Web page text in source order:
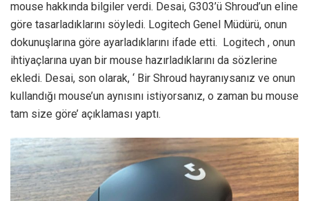
mouse hakkında bilgiler verdi. Desai, G303’ü Shroud’un eline
göre tasarladıklarını söyledi. Logitech Genel Müdürü, onun
dokunuşlarına göre ayarladıklarını ifade etti. Logitech , onun
ihtiyaçlarına uyan bir mouse hazırladıklarını da sözlerine
ekledi. Desai, son olarak, ‘ Bir Shroud hayranıysanız ve onun
kullandığı mouse’un aynısını istiyorsanız, o zaman bu mouse
tam size göre’ açıklaması yaptı.